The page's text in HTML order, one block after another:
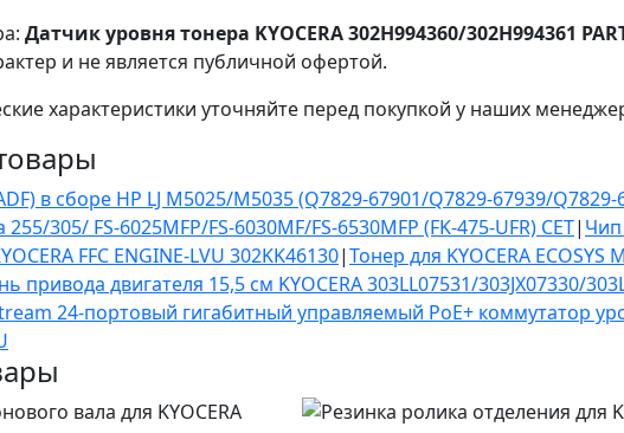
Датчик уровня тонера KYOCERA 302H994360/302H994361
и не является публичной офертой.
характеристики уточняйте перед покупкой у наших
в сборе HP LJ M5025/M5035 (Q7829-67901/Q7829-67939/
255/305/ FS-6025MFP/FS-6030MF/FS-6530MFP (FK-475-UFR) CET| Чип
FFC ENGINE-LVU 302KK46130|Тонер для KYOCERA
привода двигателя 15,5 см KYOCERA 303LL07531/303JX07330/
24‑портовый гигабитный управляемый PoE+ коммутатор